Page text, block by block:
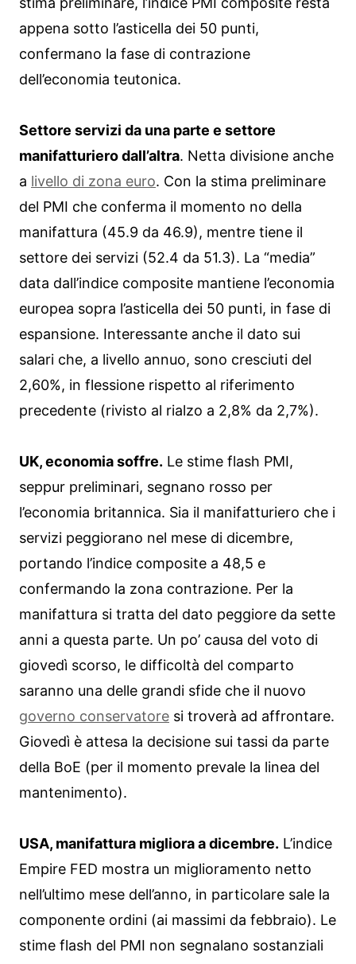
appena sotto l’asticella dei 50 punti,
confermano la fase di contrazione
dell’economia teutonica.
Settore servizi da una parte e settore
manifatturiero dall’altra. Netta divisione anche
a livello di zona euro. Con la stima preliminare
del PMI che conferma il momento no della
manifattura (45.9 da 46.9), mentre tiene il
settore dei servizi (52.4 da 51.3). La “media”
data dall’indice composite mantiene l’economia
europea sopra l’asticella dei 50 punti, in fase di
espansione. Interessante anche il dato sui
salari che, a livello annuo, sono cresciuti del
2,60%, in flessione rispetto al riferimento
precedente (rivisto al rialzo a 2,8% da 2,7%).
UK, economia soffre. Le stime flash PMI,
seppur preliminari, segnano rosso per
l’economia britannica. Sia il manifatturiero che i
servizi peggiorano nel mese di dicembre,
portando l’indice composite a 48,5 e
confermando la zona contrazione. Per la
manifattura si tratta del dato peggiore da sette
anni a questa parte. Un po’ causa del voto di
giovedì scorso, le difficoltà del comparto
saranno una delle grandi sfide che il nuovo
governo conservatore si troverà ad affrontare.
Giovedì è attesa la decisione sui tassi da parte
della BoE (per il momento prevale la linea del
mantenimento).
USA, manifattura migliora a dicembre. L’indice
Empire FED mostra un miglioramento netto
nell’ultimo mese dell’anno, in particolare sale la
componente ordini (ai massimi da febbraio). Le
stime flash del PMI non segnalano sostanziali